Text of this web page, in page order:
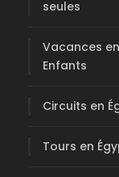
seules
Vacances
Enfants
Circuits en
Tours en